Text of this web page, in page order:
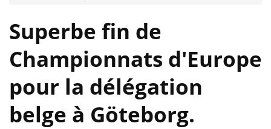
Superbe fin de
Championnats d'Europe
pour la délégation
belge à Göteborg.